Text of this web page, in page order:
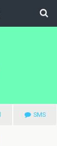
SMS